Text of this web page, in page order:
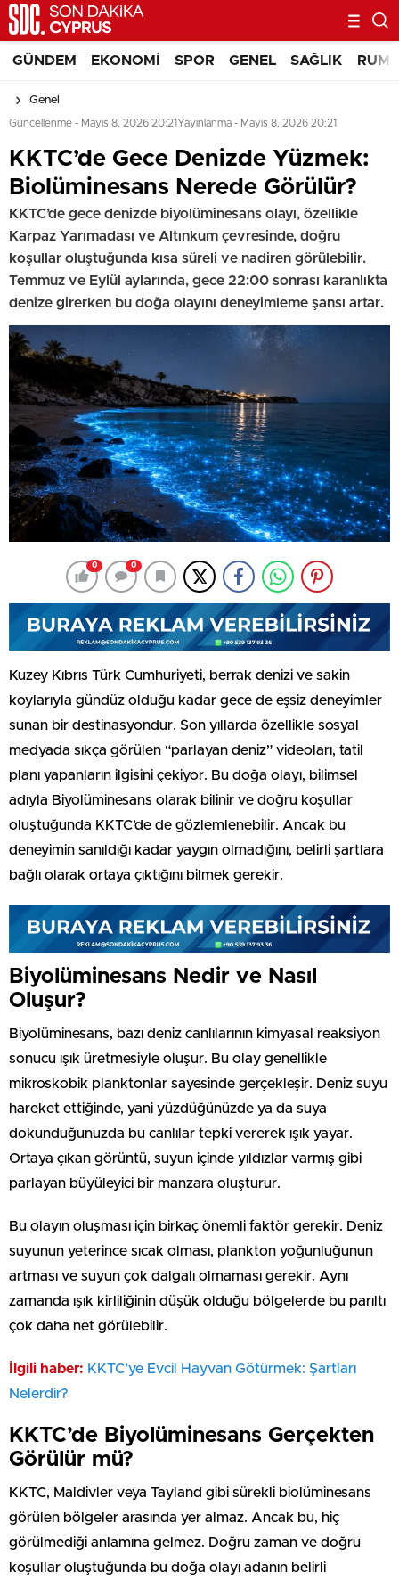
GÜNDEM EKONOMI SPOR GENEL SAĞLIK RUM
Genel
Güncellenme - Mayıs 8, 2026 20:21Yayınlanma - Mayıs 8, 2026 20:21
KKTC’de Gece Denizde Yüzmek:
Biolüminesans Nerede Görülür?
KKTC’de gece denizde biyolüminesans olayı, özellikle
Karpaz Yarımadası ve Altınkum çevresinde, doğru
koşullar oluştuğunda kısa süreli ve nadiren görülebilir.
Temmuz ve Eylül aylarında, gece 22:00 sonrası karanlıkta
denize girerken bu doğa olayını deneyimleme şansı artar.
0 0
Kuzey Kıbrıs Türk Cumhuriyeti, berrak denizi ve sakin
koylarıyla gündüz olduğu kadar gece de eşsiz deneyimler
sunan bir destinasyondur. Son yıllarda özellikle sosyal
medyada sıkça görülen “parlayan deniz” videoları, tatil
planı yapanların ilgisini çekiyor. Bu doğa olayı, bilimsel
adıyla Biyolüminesans olarak bilinir ve doğru koşullar
oluştuğunda KKTC’de de gözlemlenebilir. Ancak bu
deneyimin sanıldığı kadar yaygın olmadığını, belirli şartlara
bağlı olarak ortaya çıktığını bilmek gerekir.
Biyolüminesans Nedir ve Nasıl
Oluşur?
Biyolüminesans, bazı deniz canlılarının kimyasal reaksiyon
sonucu ışık üretmesiyle oluşur. Bu olay genellikle
mikroskobik planktonlar sayesinde gerçekleşir. Deniz suyu
hareket ettiğinde, yani yüzdüğünüzde ya da suya
dokunduğunuzda bu canlılar tepki vererek ışık yayar.
Ortaya çıkan görüntü, suyun içinde yıldızlar varmış gibi
parlayan büyüleyici bir manzara oluşturur.
Bu olayın oluşması için birkaç önemli faktör gerekir. Deniz
suyunun yeterince sıcak olması, plankton yoğunluğunun
artması ve suyun çok dalgalı olmaması gerekir. Aynı
zamanda ışık kirliliğinin düşük olduğu bölgelerde bu parıltı
çok daha net görülebilir.
İlgili haber: KKTC’ye Evcil Hayvan Götürmek: Şartları
Nelerdir?
KKTC’de Biyolüminesans Gerçekten
Görülür mü?
KKTC, Maldivler veya Tayland gibi sürekli biolüminesans
görülen bölgeler arasında yer almaz. Ancak bu, hiç
görülmediği anlamına gelmez. Doğru zaman ve doğru
koşullar oluştuğunda bu doğa olayı adanın belirli